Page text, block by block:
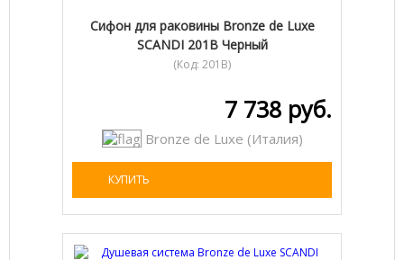
Сифон для раковины Bronze de Luxe
SCANDI 201B Черный
(Код: 201B)
7 738 руб.
Bronze de Luxe (Италия)
КУПИТЬ